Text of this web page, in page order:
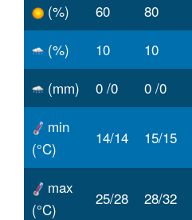
(%) 60 80
(%)
10 10
(mm)
0 /0 0 /0
min
(°C)
14/14 15/15
max
(°C)
25/28 28/32